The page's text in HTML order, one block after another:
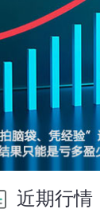
近期行情